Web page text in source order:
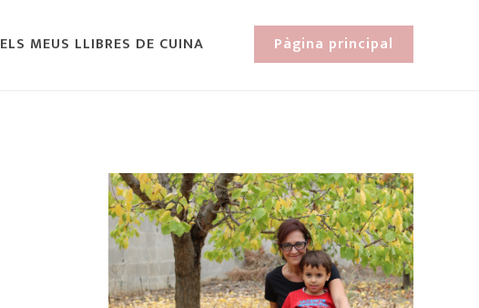
ELS MEUS LLIBRES DE CUINA Pàgina principal